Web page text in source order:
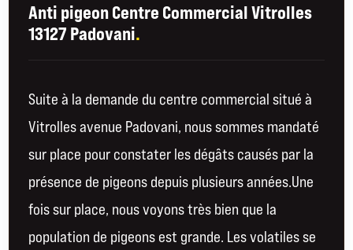
Anti pigeon Centre Commercial Vitrolles
13127 Padovani.
Suite à la demande du centre commercial situé à
Vitrolles avenue Padovani, nous sommes mandaté
sur place pour constater les dégâts causés par la
présence de pigeons depuis plusieurs années.Une
fois sur place, nous voyons très bien que la
population de pigeons est grande. Les volatiles se